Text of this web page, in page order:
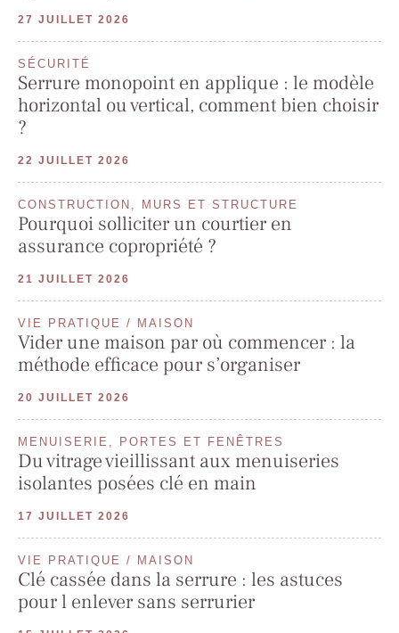
27 JUILLET 2026
SÉCURITÉ
Serrure monopoint en applique : le modèle
horizontal ou vertical, comment bien choisir
?
22 JUILLET 2026
CONSTRUCTION, MURS ET STRUCTURE
Pourquoi solliciter un courtier en
assurance copropriété ?
21 JUILLET 2026
VIE PRATIQUE / MAISON
Vider une maison par où commencer : la
méthode efficace pour s’organiser
20 JUILLET 2026
MENUISERIE, PORTES ET FENÊTRES
Du vitrage vieillissant aux menuiseries
isolantes posées clé en main
17 JUILLET 2026
VIE PRATIQUE / MAISON
Clé cassée dans la serrure : les astuces
pour l enlever sans serrurier